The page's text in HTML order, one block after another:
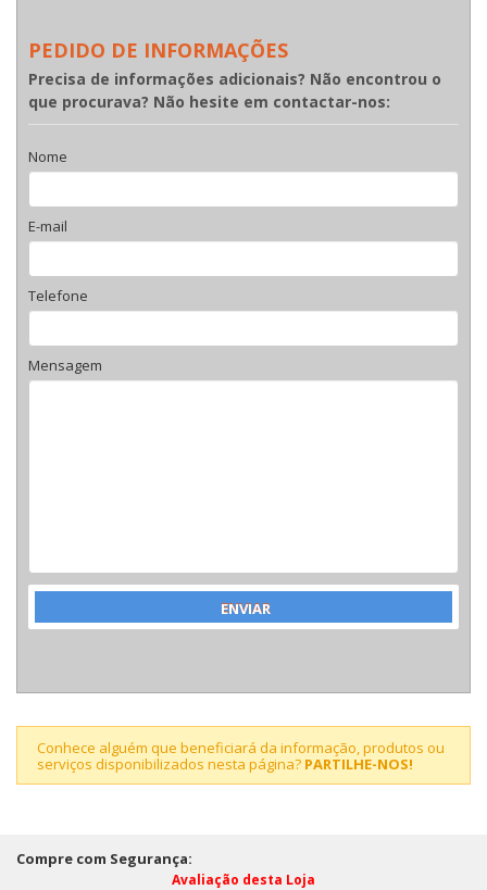
PEDIDO DE INFORMAÇÕES
Precisa de informações adicionais? Não encontrou o
que procurava? Não hesite em contactar-nos:
Nome
E-mail
Telefone
Mensagem
Conhece alguém que beneficiará da informação, produtos ou
serviços disponibilizados nesta página? PARTILHE-NOS!
Compre com Segurança:
Avaliação desta Loja